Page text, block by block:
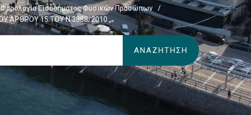
Φορολογία Εισοδήματος Φυσικών Προσώπων
/
ΑΡΘΡΟΥ 15 ΤΟΥ Ν.3888/2010